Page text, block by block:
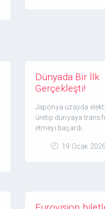
Dünyada Bir İlk
Gerçekleşti!
Japonya uzayda
üretip dünyaya
etmeyi başardı.
19 Ocak